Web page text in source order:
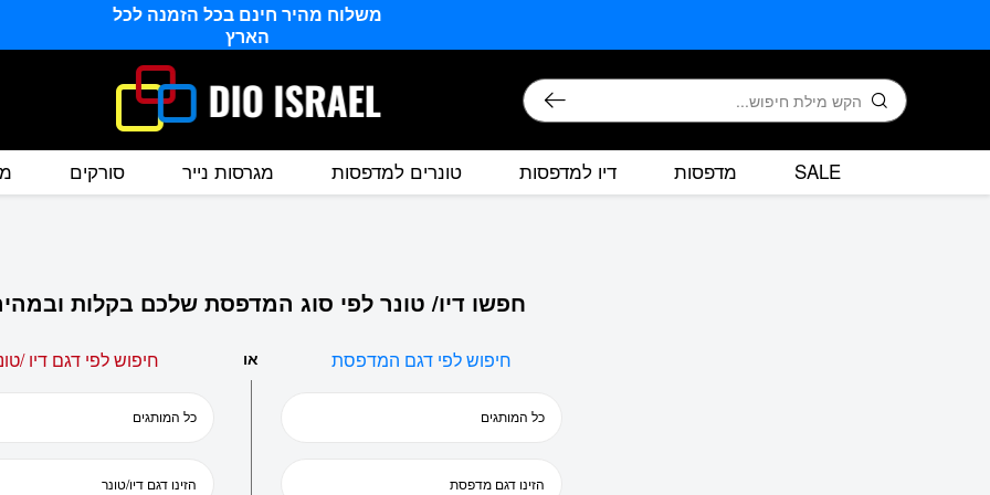
משלוח מהיר חינם בכל הזמנה לכל
הארץ
חיפוש
SALE מדפסות דיו למדפסות טונרים למדפסות מגרסות נייר סורקים
חפשו דיו/ טונר לפי סוג המדפסת שלכם בקלות
חיפוש לפי דגם המדפסת או חיפוש לפי דגם דיו /